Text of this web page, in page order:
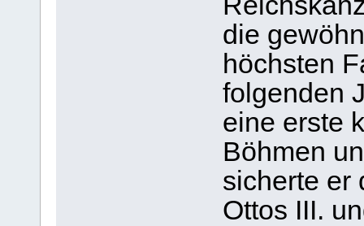
die
höchsten
folgenden
eine erste
Böhmen
sicherte er
Ottos III.